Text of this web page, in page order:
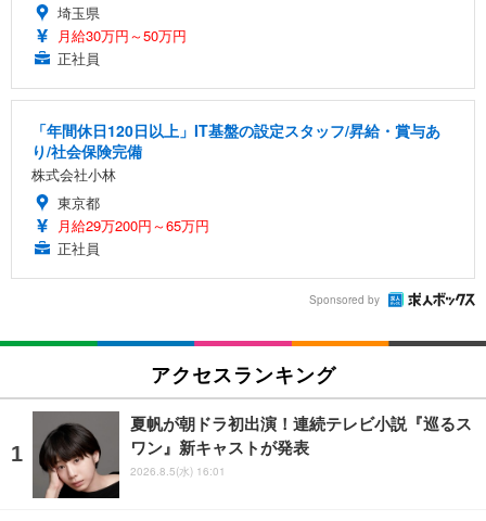
埼玉県
月給30万円～50万円
正社員
「年間休日120日以上」IT基盤の設定スタッフ/昇給・賞与あ
り/社会保険完備
株式会社小林
東京都
月給29万200円～65万円
正社員
Sponsored by
アクセスランキング
夏帆が朝ドラ初出演！連続テレビ小説『巡るス
ワン』新キャストが発表
2026.8.5(水) 16:01